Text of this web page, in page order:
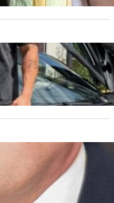
Kosova, Eduart
publikon
luksoze
amerikan,
LDK-në, jo